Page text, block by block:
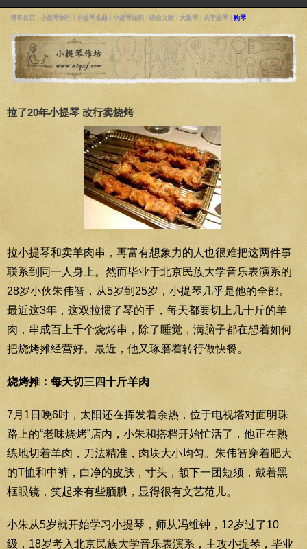
博客首页 小提琴制作 小提琴名曲 小提琴知识 综合文献 大提琴 关于提琴 购琴
拉了20年小提琴 改行卖烧烤
拉小提琴和卖羊肉串，再富有想象力的人也很难把这两件事
联系到同一人身上。然而毕业于北京民族大学音乐表演系的
28岁小伙朱伟智，从5岁到25岁，小提琴几乎是他的全部。
最近这3年，这双拉惯了琴的手，每天都要切上几十斤的羊
肉，串成百上千个烧烤串，除了睡觉，满脑子都在想着如何
把烧烤摊经营好。最近，他又琢磨着转行做快餐。
烧烤摊：每天切三四十斤羊肉
7月1日晚6时，太阳还在挥发着余热，位于电视塔对面明珠
路上的“老味烧烤”店内，小朱和搭档开始忙活了，他正在熟
练地切着羊肉，刀法精准，肉块大小均匀。朱伟智穿着肥大
的T恤和中裤，白净的皮肤，寸头，颔下一团短须，戴着黑
框眼镜，笑起来有些腼腆，显得很有文艺范儿。
小朱从5岁就开始学习小提琴，师从冯维钟，12岁过了10
级，18岁考入北京民族大学音乐表演系，主攻小提琴，毕业